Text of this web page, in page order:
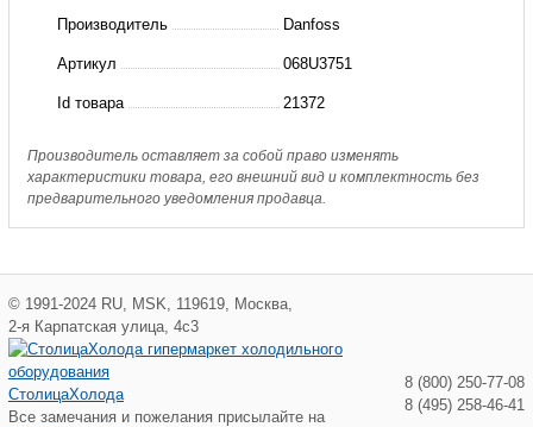
терморегулирующий
Danfoss
Производитель Danfoss
Артикул 068U3751
Id товара 21372
Производитель оставляет за собой право изменять
характеристики товара, его внешний вид и комплектность без
предварительного уведомления продавца.
© 1991-2024 RU MSK 119619 Москва
2-я Карпатская улица, 4с3
СтолицаХолода
Все замечания и пожелания присылайте на
8 (800) 250-77-08
8 (495) 258-46-41